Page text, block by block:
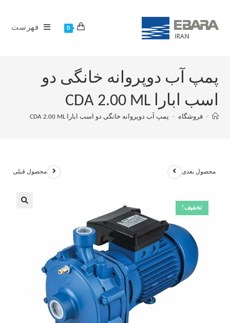
0 فهرست
پمپ آب دوپروانه خانگی دو
اسب ابارا CDA 2.00 ML
> فروشگاه > پمپ آب دوپروانه خانگی دو اسب ابارا CDA 2.00 ML
تخفیف!
محصول قبلی محصول بعدی